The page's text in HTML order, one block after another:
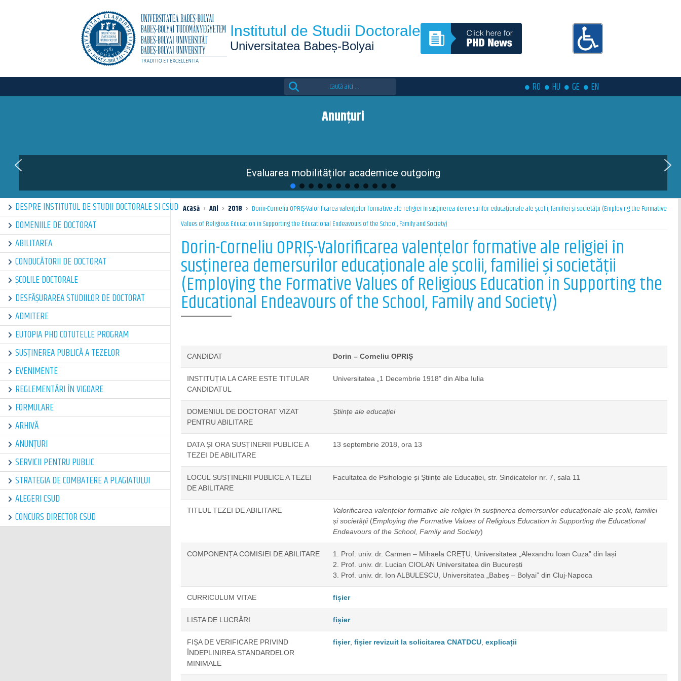
Institutul de Studii Doctorale
Universitatea Babeș-Bolyai
Search
for:
RO HU GE EN
Anunțuri
Evaluarea mobilităților academice outgoing
DESPRE INSTITUTUL DE STUDII DOCTORALE SI CSUD
DOMENIILE DE DOCTORAT
ABILITAREA
CONDUCĂTORII DE DOCTORAT
ȘCOLILE DOCTORALE
DESFĂȘURAREA STUDIILOR DE DOCTORAT
ADMITERE
EUTOPIA PHD COTUTELLE PROGRAM
SUSȚINEREA PUBLICĂ A TEZELOR
EVENIMENTE
REGLEMENTĂRI ÎN VIGOARE
FORMULARE
ARHIVĂ
ANUNȚURI
SERVICII PENTRU PUBLIC
STRATEGIA DE COMBATERE A PLAGIATULUI
ALEGERI CSUD
CONCURS DIRECTOR CSUD
Acasă › Ani › 2018 › Dorin-Corneliu OPRIȘ-Valorificarea valenţelor formative ale religiei în susținerea demersurilor educaționale ale școlii, familiei și societății (Employing the Formative
Values of Religious Education in Supporting the Educational Endeavours of the School, Family and Society)
Dorin-Corneliu OPRIȘ-Valorificarea valenţelor formative ale religiei în
susținerea demersurilor educaționale ale școlii, familiei și societății
(Employing the Formative Values of Religious Education in Supporting the
Educational Endeavours of the School, Family and Society)
CANDIDAT Dorin – Corneliu OPRIȘ
INSTITUȚIA LA CARE ESTE TITULAR
CANDIDATUL
Universitatea „1 Decembrie 1918” din Alba Iulia
DOMENIUL DE DOCTORAT VIZAT
PENTRU ABILITARE
Științe ale educației
DATA ȘI ORA SUSȚINERII PUBLICE A
TEZEI DE ABILITARE
13 septembrie 2018, ora 13
LOCUL SUSȚINERII PUBLICE A TEZEI
DE ABILITARE
Facultatea de Psihologie și Științe ale Educației, str. Sindicatelor nr. 7, sala 11
TITLUL TEZEI DE ABILITARE
Valorificarea valenţelor formative ale religiei în susținerea demersurilor educaționale ale școlii, familiei
și societății(Employing the Formative Values of Religious Education in Supporting the Educational
Endeavours of the School, Family and Society)
COMPONENȚA COMISIEI DE ABILITARE
1. Prof. univ. dr. Carmen – Mihaela CREȚU, Universitatea „Alexandru Ioan Cuza” din Iași
2. Prof. univ. dr. Lucian CIOLAN Universitatea din București
3. Prof. univ. dr. Ion ALBULESCU, Universitatea „Babeș – Bolyai” din Cluj-Napoca
CURRICULUM VITAE fișier
LISTA DE LUCRĂRI fișier
FIȘA DE VERIFICARE PRIVIND
ÎNDEPLINIREA STANDARDELOR
MINIMALE
fișier, fișier revizuit la solicitarea CNATDCU, explicații